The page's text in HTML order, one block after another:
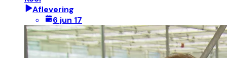
Aflevering
6 jun 17